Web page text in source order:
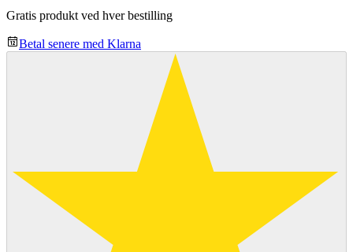
Gratis produkt ved hver bestilling
Betal senere med Klarna